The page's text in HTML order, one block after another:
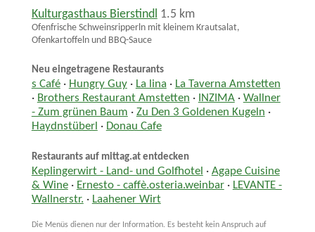
Kulturgasthaus Bierstindl 1.5 km
Ofenfrische Schweinsripperln mit kleinem Krautsalat,
Ofenkartoffeln und BBQ-Sauce
Neu eingetragene Restaurants
s Café· Hungry Guy· La lina · La Taverna Amstetten
· Brothers Restaurant Amstetten · INZIMA· Wallner
- Zum grünen Baum · Zu Den 3 Goldenen Kugeln ·
Haydnstüberl · Donau Cafe
Restaurants auf mittag.at entdecken
Keplingerwirt - Land- und Golfhotel · Agape Cuisine
& Wine· Ernesto - caffè.osteria.weinbar· LEVANTE -
Wallnerstr. · Laahener Wirt
Die Menüs dienen nur der Information. Es besteht kein Anspruch auf